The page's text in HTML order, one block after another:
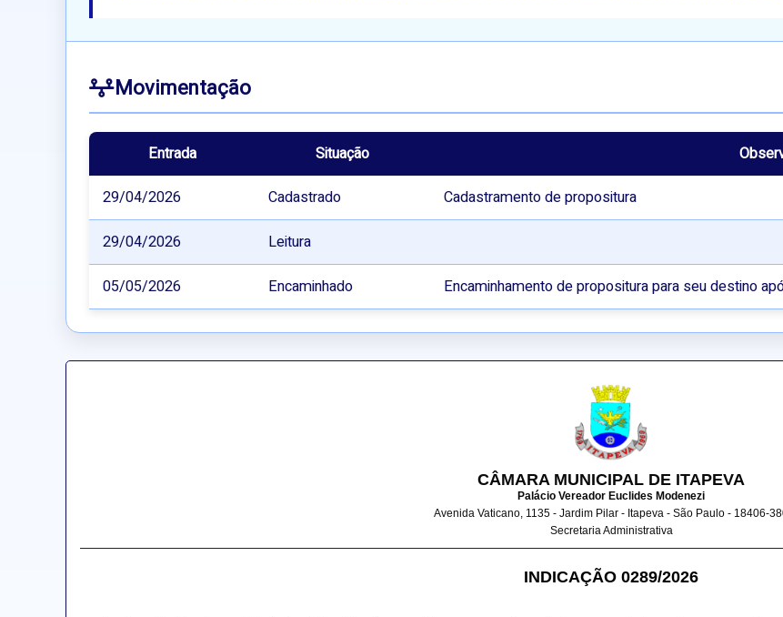
Movimentação
Entrada Situação
29/04/2026
Cadastrado Cadastramento de propositura
29/04/2026 Leitura
05/05/2026 Encaminhado Encaminhamento de propositura para seu destino
CÂMARA MUNICIPAL DE ITAPEVA
Palácio Vereador Euclides Modenezi
Avenida Vaticano, 1135 - Jardim Pilar - Itapeva - São Paulo - 18406-
Secretaria Administrativa
INDICAÇÃO 0289/2026